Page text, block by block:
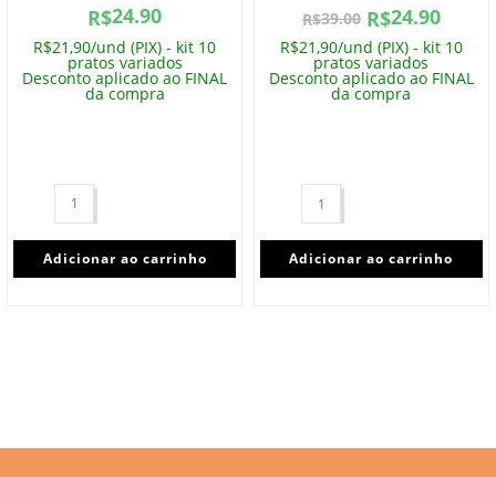
R$24.90
R$21,90/und (PIX) - kit 10
pratos variados
Desconto aplicado ao FINAL
da compra
Adicionar ao carrinho
R$39.00 R$24.90
R$21,90/und (PIX) - kit 10
pratos variados
Desconto aplicado ao FINAL
da compra
Adicionar ao carrinho